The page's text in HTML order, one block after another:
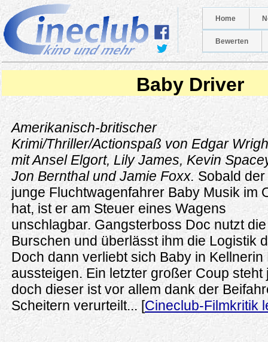
Home
Bewerten
Baby Driver
Amerikanisch-britischer
Krimi/Thriller/Actionspaß von Edgar
mit Ansel Elgort, Lily James, Kevin
Jon Bernthal und Jamie Foxx.Sobald der
junge Fluchtwagenfahrer Baby Musik im
hat, ist er am Steuer eines Wagens
unschlagbar. Gangsterboss Doc nutzt
Burschen und überlässt ihm die Logistik
Doch dann verliebt sich Baby in
aussteigen. Ein letzter großer Coup steht
doch dieser ist vor allem dank der
Scheitern verurteilt... [Cineclub-Filmkritik